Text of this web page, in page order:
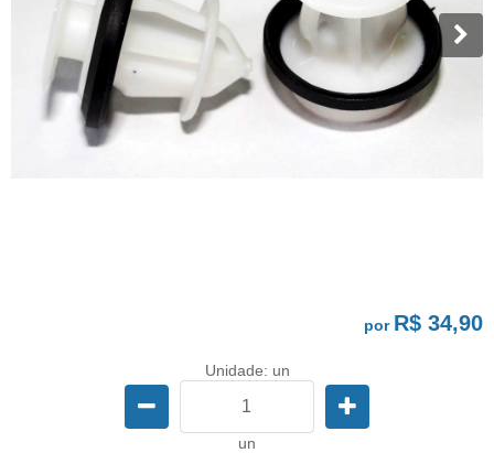
por R$ 34,90
Unidade: un
un